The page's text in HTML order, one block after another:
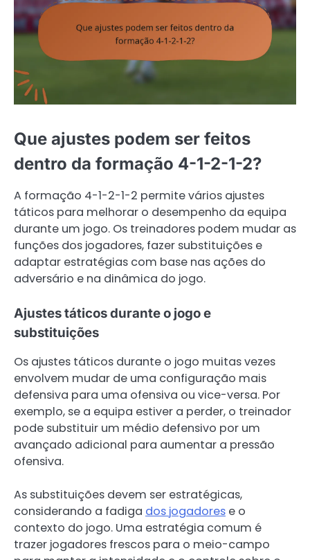
Que ajustes podem ser feitos
dentro da formação 4-1-2-1-2?
A formação 4-1-2-1-2 permite vários ajustes
táticos para melhorar o desempenho da equipa
durante um jogo. Os treinadores podem mudar as
funções dos jogadores, fazer substituições e
adaptar estratégias com base nas ações do
adversário e na dinâmica do jogo.
Ajustes táticos durante o jogo e
substituições
Os ajustes táticos durante o jogo muitas vezes
envolvem mudar de uma configuração mais
defensiva para uma ofensiva ou vice-versa. Por
exemplo, se a equipa estiver a perder, o treinador
pode substituir um médio defensivo por um
avançado adicional para aumentar a pressão
ofensiva.
As substituições devem ser estratégicas,
considerando a fadiga dos jogadores e o
contexto do jogo. Uma estratégia comum é
trazer jogadores frescos para o meio-campo